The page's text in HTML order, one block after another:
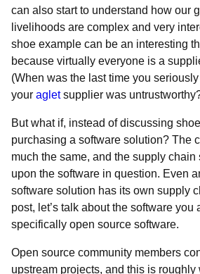
can also start to understand how our
livelihoods are complex and very
shoe example can be an interesting
because virtually everyone is a
(When was the last time you
your agletsupplier was
But what if, instead of discussing
purchasing a software solution? The
much the same, and the supply chain
upon the software in question. Even
software solution has its own supply
post, let’s talk about the software you
specifically open source software.
Open source community members
upstream projects, and this is roughly